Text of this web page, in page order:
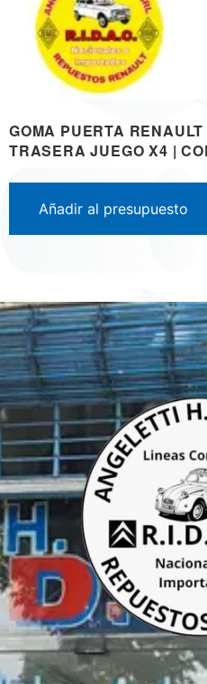
GOMA PUERTA
TRASERA JUEGO X4 |
Añadir al presupuesto